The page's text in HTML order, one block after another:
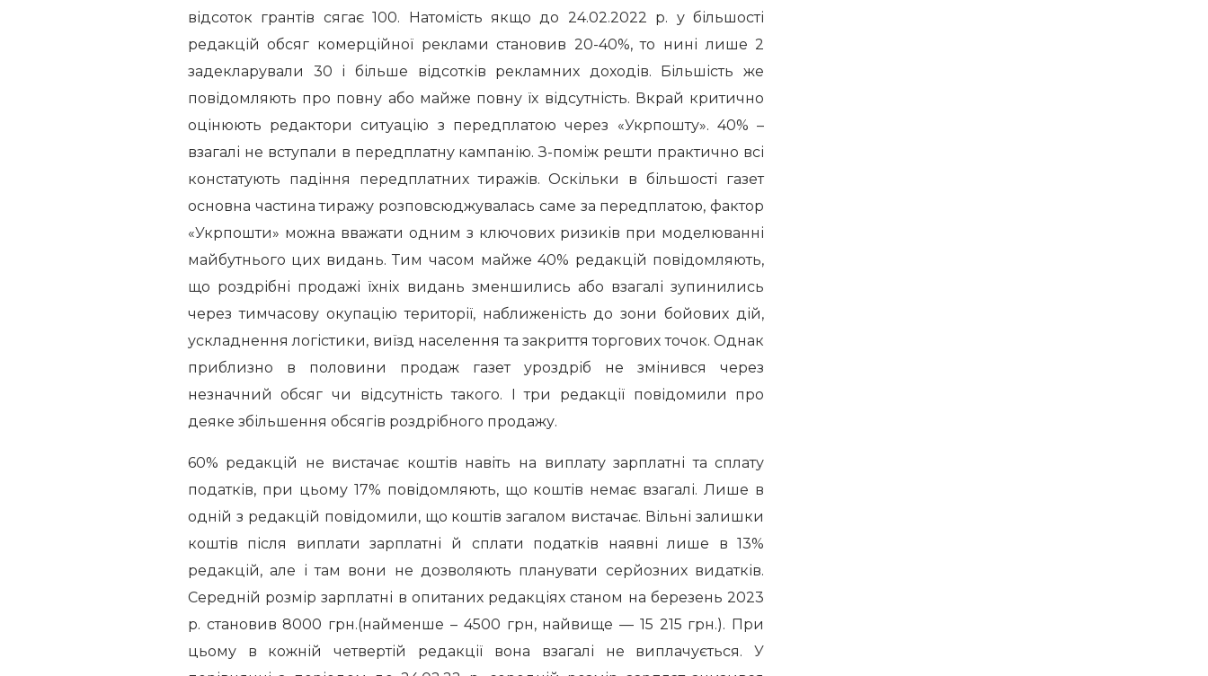
відсоток грантів сягає 100. Натомість якщо до 24.02.2022 р. у більшості
редакцій обсяг комерційної реклами становив 20-40%, то нині лише 2
задекларували 30 і більше відсотків рекламних доходів. Більшість же
повідомляють про повну або майже повну їх відсутність. Вкрай критично
оцінюють редактори ситуацію з передплатою через «Укрпошту». 40% –
взагалі не вступали в передплатну кампанію. З-поміж решти практично всі
констатують падіння передплатних тиражів. Оскільки в більшості газет
основна частина тиражу розповсюджувалась саме за передплатою, фактор
«Укрпошти» можна вважати одним з ключових ризиків при моделюванні
майбутнього цих видань. Тим часом майже 40% редакцій повідомляють,
що роздрібні продажі їхніх видань зменшились або взагалі зупинились
через тимчасову окупацію території, наближеність до зони бойових дій,
ускладнення логістики, виїзд населення та закриття торгових точок. Однак
приблизно в половини продаж газет уроздріб не змінився через
незначний обсяг чи відсутність такого. І три редакції повідомили про
деяке збільшення обсягів роздрібного продажу.
60% редакцій не вистачає коштів навіть на виплату зарплатні та сплату
податків, при цьому 17% повідомляють, що коштів немає взагалі. Лише в
одній з редакцій повідомили, що коштів загалом вистачає. Вільні залишки
коштів після виплати зарплатні й сплати податків наявні лише в 13%
редакцій, але і там вони не дозволяють планувати серйозних видатків.
Середній розмір зарплатні в опитаних редакціях станом на березень 2023
р. становив 8000 грн.(найменше – 4500 грн, найвище — 15 215 грн.). При
цьому в кожній четвертій редакції вона взагалі не виплачується. У